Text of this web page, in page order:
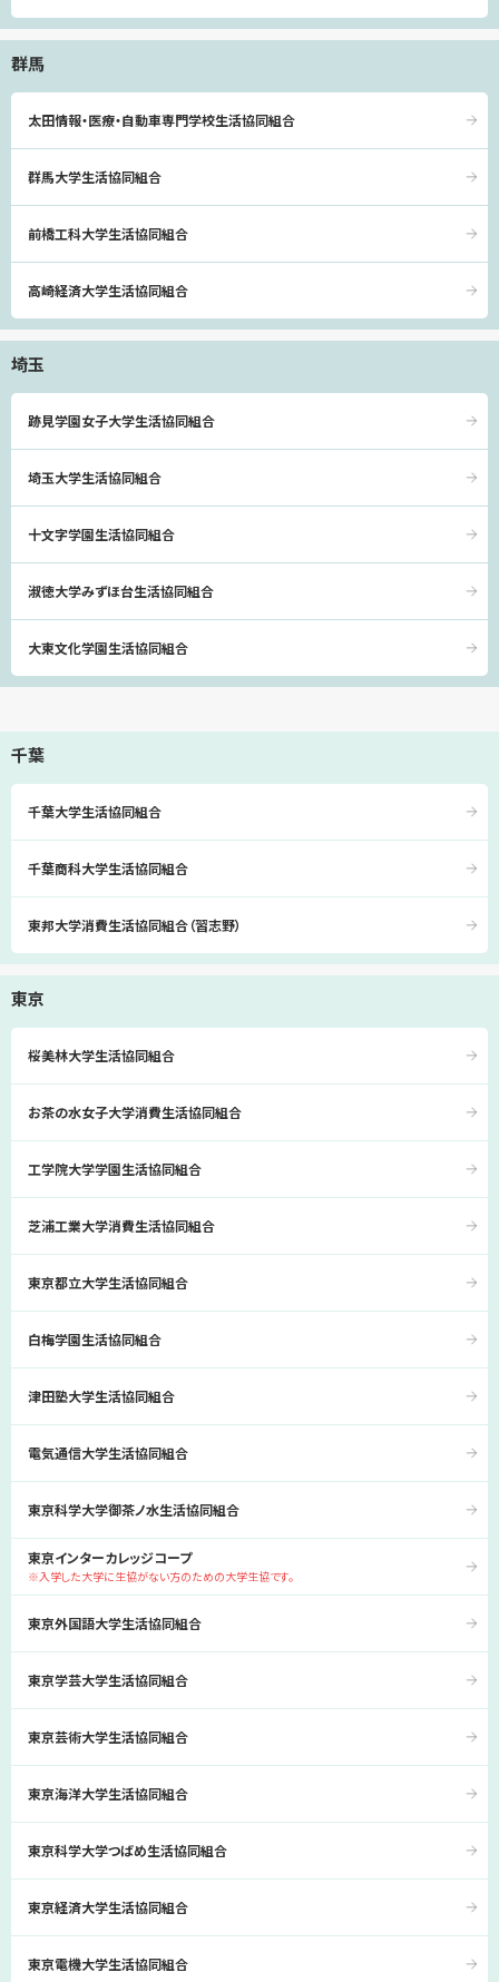
群馬
太田情報・医療・自動車専門学校生活協同組合
群馬大学生活協同組合
前橋工科大学生活協同組合
高崎経済大学生活協同組合
埼玉
跡見学園女子大学生活協同組合
埼玉大学生活協同組合
十文字学園生活協同組合
淑徳大学みずほ台生活協同組合
大東文化学園生活協同組合
千葉
千葉大学生活協同組合
千葉商科大学生活協同組合
東邦大学消費生活協同組合（習志野）
東京
桜美林大学生活協同組合
お茶の水女子大学消費生活協同組合
工学院大学学園生活協同組合
芝浦工業大学消費生活協同組合
東京都立大学生活協同組合
白梅学園生活協同組合
津田塾大学生活協同組合
電気通信大学生活協同組合
東京科学大学御茶ノ水生活協同組合
東京インターカレッジコープ
※入学した大学に生協がない方のための大学生協です。
東京外国語大学生活協同組合
東京学芸大学生活協同組合
東京芸術大学生活協同組合
東京海洋大学生活協同組合
東京科学大学つばめ生活協同組合
東京経済大学生活協同組合
東京電機大学生活協同組合